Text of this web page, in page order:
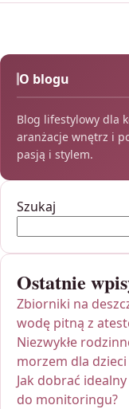
O blogu
Blog lifestylowy dla
aranżacje wnętrz i
pasją i stylem.
Szukaj
Ostatnie
Zbiorniki na
wodę pitną z
Niezwykłe
morzem dla dzieci
Jak dobrać
do monitoringu?